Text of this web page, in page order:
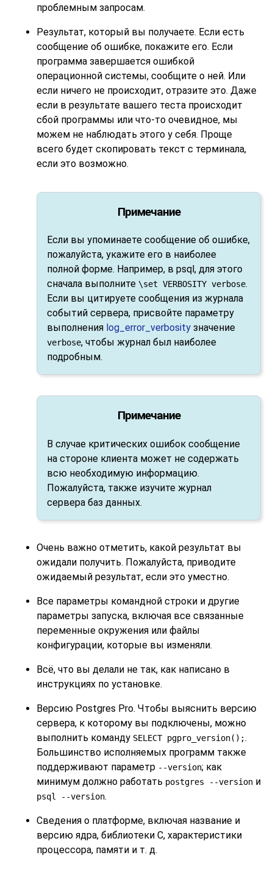
проблемным запросам.
Результат, который вы получаете. Если есть
сообщение об ошибке, покажите его. Если
программа завершается ошибкой
операционной системы, сообщите о ней. Или
если ничего не происходит, отразите это. Даже
если в результате вашего теста происходит
сбой программы или что-то очевидное, мы
можем не наблюдать этого у себя. Проще
всего будет скопировать текст с терминала,
если это возможно.
Примечание
Если вы упоминаете сообщение об ошибке,
пожалуйста, укажите его в наиболее
полной форме. Например, в psql , для этого
сначала выполните \set VERBOSITY verbose.
Если вы цитируете сообщения из журнала
событий сервера, присвойте параметру
выполнения log_error_verbosity значение
verbose, чтобы журнал был наиболее
подробным.
Примечание
В случае критических ошибок сообщение
на стороне клиента может не содержать
всю необходимую информацию.
Пожалуйста, также изучите журнал
сервера баз данных.
Очень важно отметить, какой результат вы
ожидали получить. Пожалуйста, приводите
ожидаемый результат, если это уместно.
Все параметры командной строки и другие
параметры запуска, включая все связанные
переменные окружения или файлы
конфигурации, которые вы изменяли.
Всё, что вы делали не так, как написано в
инструкциях по установке.
Версию Postgres Pro. Чтобы выяснить версию
сервера, к которому вы подключены, можно
выполнить команду SELECT pgpro_version();.
Большинство исполняемых программ также
поддерживают параметр --version; как
минимум должно работать postgres --version и
psql --version.
Сведения о платформе, включая название и
версию ядра, библиотеки C, характеристики
процессора, памяти и т. д.